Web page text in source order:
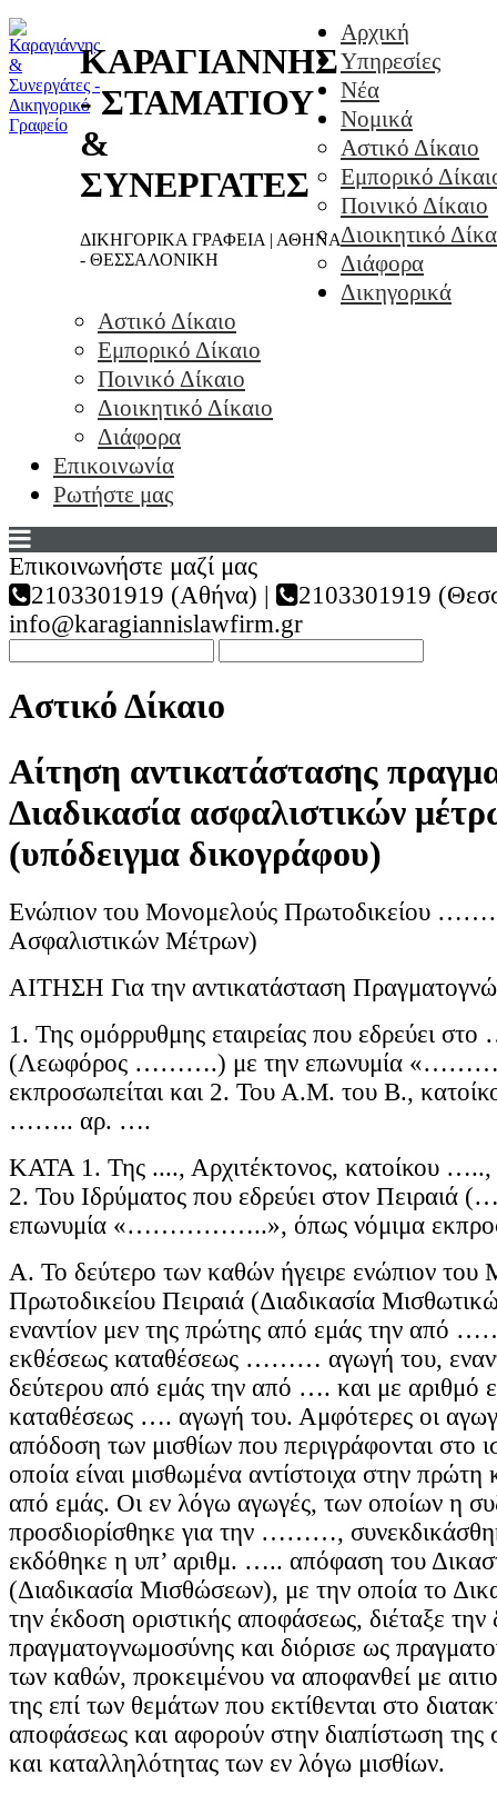
ΚΑΡΑΓΙΑΝΝΗΣ
- ΣΤΑΜΑΤΙΟΥ
&
ΣΥΝΕΡΓΑΤΕΣ
ΔΙΚΗΓΟΡΙΚΑ ΓΡΑΦΕΙΑ | ΑΘΗΝΑ
- ΘΕΣΣΑΛΟΝΙΚΗ
Αρχική
Υπηρεσίες
Νέα
Νομικά
Αστικό Δίκαιο
Εμπορικό
Ποινικό Δίκαιο
Διοικητικό
Διάφορα
Δικηγορικά
Αστικό Δίκαιο
Εμπορικό Δίκαιο
Ποινικό Δίκαιο
Διοικητικό Δίκαιο
Διάφορα
Επικοινωνία
Ρωτήστε μας
Επικοινωνήστε μαζί μας
2103301919 (Αθήνα) |
2103301919
info@karagiannislawfirm.gr
Αστικό Δίκαιο
Αίτηση αντικατάστασης
Διαδικασία ασφαλιστικών
(υπόδειγμα δικογράφου)
Ενώπιον του Μονομελούς Πρωτοδικείου
Ασφαλιστικών Μέτρων)
ΑΙΤΗΣΗ Για την αντικατάσταση
1. Της ομόρρυθμης εταιρείας που εδρεύει
(Λεωφόρος ……….) με την επωνυμία
εκπροσωπείται και 2. Του Α.Μ. του Β.,
…….. αρ. ….
ΚΑΤΑ 1. Της ...., Αρχιτέκτονος, κατοίκου
2. Του Ιδρύματος που εδρεύει στον
επωνυμία «……………..», όπως νόμιμα
Α. Το δεύτερο των καθών ήγειρε ενώπιον του
Πρωτοδικείου Πειραιά (Διαδικασία
εναντίον μεν της πρώτης από εμάς την από
εκθέσεως καταθέσεως ……… αγωγή του,
δεύτερου από εμάς την από …. και με αριθμό
καταθέσεως …. αγωγή του. Αμφότερες οι
απόδοση των μισθίων που περιγράφονται στο
οποία είναι μισθωμένα αντίστοιχα στην πρώτη
από εμάς. Οι εν λόγω αγωγές, των οποίων η
προσδιορίσθηκε για την ………,
εκδόθηκε η υπ’ αριθμ. ….. απόφαση του
(Διαδικασία Μισθώσεων), με την οποία το
την έκδοση οριστικής αποφάσεως, διέταξε την
πραγματογνωμοσύνης και διόρισε ως
των καθών, προκειμένου να αποφανθεί με
της επί των θεμάτων που εκτίθενται στο
αποφάσεως και αφορούν στην διαπίστωση της
και καταλληλότητας των εν λόγω μισθίων.